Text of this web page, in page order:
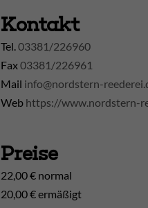
Kontakt
Tel.03381/226960
Fax03381/226961
Mail info@nordstern-
Web https://www.nordstern-
Preise
22,00 € normal
20,00 € ermäßigt